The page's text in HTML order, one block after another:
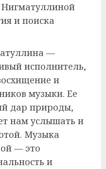
Нигматуллиной
и поиска
—
исполнитель,
и
музыки. Ее
дар природы,
нам услышать и
Музыка
— это
и